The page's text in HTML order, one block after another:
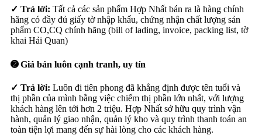
✓ Trả lời: Tất cả các sản phẩm Hợp Nhất bán ra là hàng chính
hãng có đầy đủ giấy tờ nhập khẩu, chứng nhận chất lượng sản
phẩm CO,CQ chính hãng (bill of lading, invoice, packing list, tờ
khai Hải Quan)
➋ Giá bán luôn cạnh tranh, uy tín
✓ Trả lời: Luôn đi tiên phong đã khẳng định được tên tuổi và
thị phần của mình bằng việc chiếm thị phần lớn nhất, với lượng
khách hàng lên tới hơn 2 triệu. Hợp Nhất sở hữu quy trình vận
hành, quản lý giao nhận, quản lý kho và quy trình thanh toán an
toàn tiện lợi mang đến sự hài lòng cho các khách hàng.